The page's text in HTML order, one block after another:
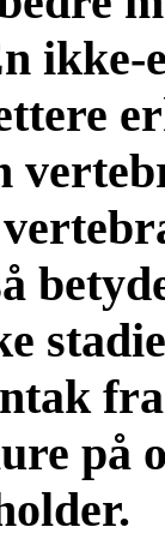
fra
på